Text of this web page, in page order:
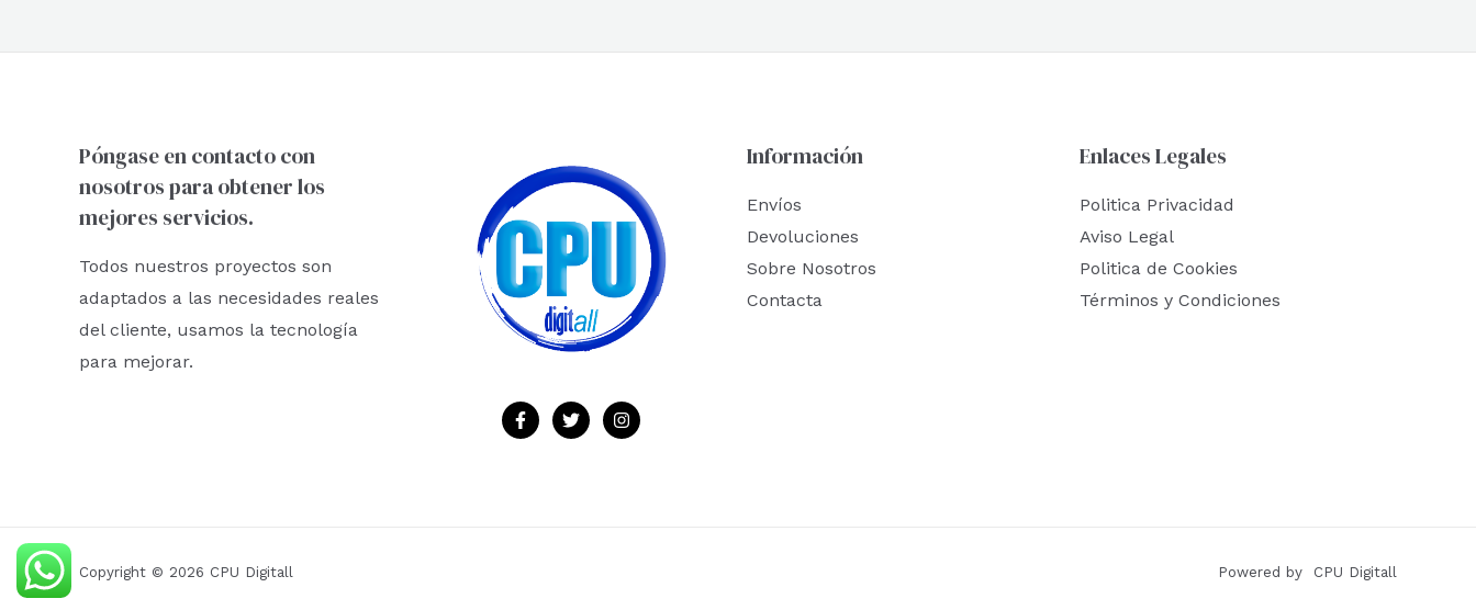
Póngase en contacto con
nosotros para obtener los
mejores servicios.
Todos nuestros proyectos son
adaptados a las necesidades reales
del cliente, usamos la tecnología
para mejorar.
Información
Envíos
Devoluciones
Sobre Nosotros
Contacta
Enlaces Legales
Politica Privacidad
Aviso Legal
Politica de Cookies
Términos y Condiciones
Copyright © 2026 CPU Digitall Powered by CPU Digitall